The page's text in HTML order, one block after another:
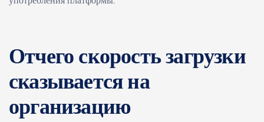
Отчего скорость загрузки
сказывается на
организацию